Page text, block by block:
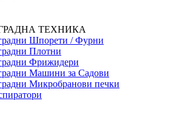
ТЕХНИКА
Шпорети / Фурни
Плотни
Фрижидери
Машини за Садови
Микробранови печки